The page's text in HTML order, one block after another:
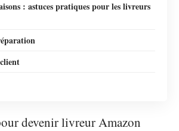
: astuces pratiques pour les livreurs
devenir livreur Amazon